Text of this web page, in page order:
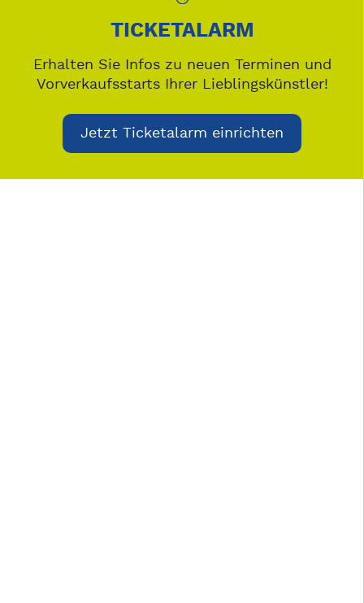
TICKETALARM
Erhalten Sie Infos zu neuen Terminen und
Vorverkaufsstarts Ihrer Lieblingskünstler!
Jetzt Ticketalarm einrichten